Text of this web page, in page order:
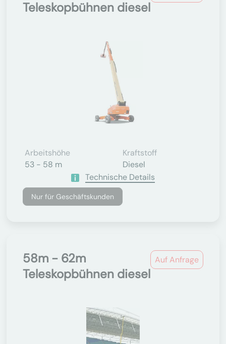
Teleskopbühnen diesel
Arbeitshöhe
53 - 58 m
Kraftstoff
Diesel
Technische Details
Nur für Geschäftskunden
Auf Anfrage
58m - 62m
Teleskopbühnen diesel